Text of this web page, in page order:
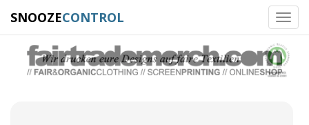
SNOOZECONTROL